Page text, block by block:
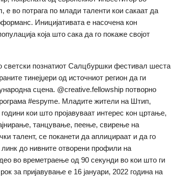
во потрага по млади таленти кои сакаат да
Иницијативата е насочена кон
која што сака да го покаже својот
светски познатиот Салцбуршки фестивал шеста
тинејџери од источниот регион да ги
сцена. @creative.fellowship потворно
#espyme. Младите жители на Штип,
кои што пројавуваат интерес кон цртање,
танцување, пеење, свирење на
талент, се поканети да аплицираат и да го
до нивните отворени профили на
во времетраење од 90 секунди во кои што ги
за пријавување е 16 јануари, 2022 година на